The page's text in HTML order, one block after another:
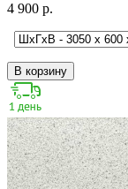
4 900 р.
В корзину